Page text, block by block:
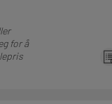
for å